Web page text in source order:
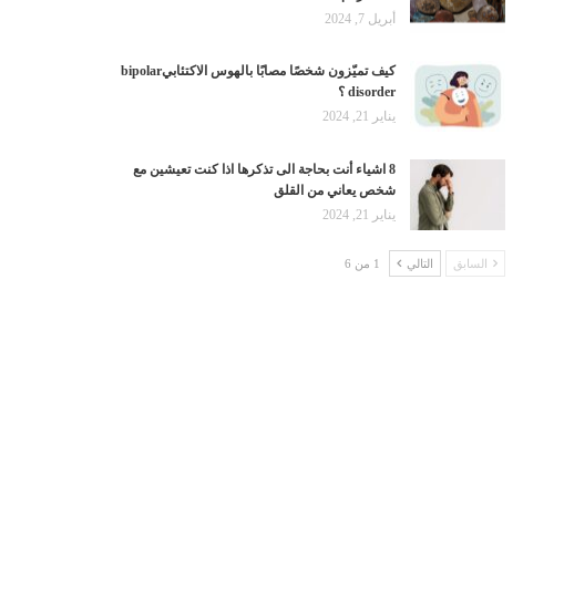
أبريل 7, 2024
كيف تميّزون شخصًا مصابًا بالهوس الاكتئابيbipolar
disorder ؟
يناير 21, 2024
8 اشياء أنت بحاجة الى تذكرها اذا كنت تعيشين مع
شخص يعاني من القلق
يناير 21, 2024
السابق التالي 1 من 6